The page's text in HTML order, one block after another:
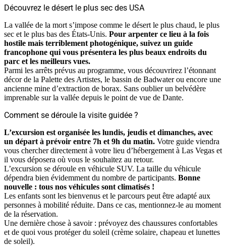
Découvrez le désert le plus sec des USA
La vallée de la mort s’impose comme le désert le plus chaud, le plus
sec et le plus bas des États-Unis. Pour arpenter ce lieu à la fois
hostile mais terriblement photogénique, suivez un guide
francophone qui vous présentera les plus beaux endroits du
parc et les meilleurs vues.
Parmi les arrêts prévus au programme, vous découvrirez l’étonnant
décor de la Palette des Artistes, le bassin de Badwater ou encore une
ancienne mine d’extraction de borax. Sans oublier un belvédère
imprenable sur la vallée depuis le point de vue de Dante.
Comment se déroule la visite guidée ?
L’excursion est organisée les lundis, jeudis et dimanches, avec
un départ à prévoir entre 7h et 9h du matin. Votre guide viendra
vous chercher directement à votre lieu d’hébergement à Las Vegas et
il vous déposera où vous le souhaitez au retour.
L’excursion se déroule en véhicule SUV. La taille du véhicule
dépendra bien évidemment du nombre de participants. Bonne
nouvelle : tous nos véhicules sont climatisés !
Les enfants sont les bienvenus et le parcours peut être adapté aux
personnes à mobilité réduite. Dans ce cas, mentionnez-le au moment
de la réservation.
Une dernière chose à savoir : prévoyez des chaussures confortables
et de quoi vous protéger du soleil (crème solaire, chapeau et lunettes
de soleil).